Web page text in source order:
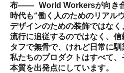
布―― World Workersが向き
時代も“働く人のためのリアル
デザインのための装飾ではなく
流行に追従するのではなく、信
タフで無骨で、けれど日常に馴
私たちのプロダクトはすべて
本質を出発点にしています。